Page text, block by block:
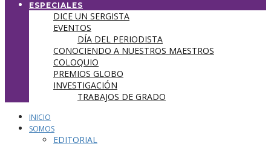
ESPECIALES
DICE UN SERGISTA
EVENTOS
DÍA DEL PERIODISTA
CONOCIENDO A NUESTROS MAESTROS
COLOQUIO
PREMIOS GLOBO
INVESTIGACIÓN
TRABAJOS DE GRADO
INICIO
SOMOS
EDITORIAL